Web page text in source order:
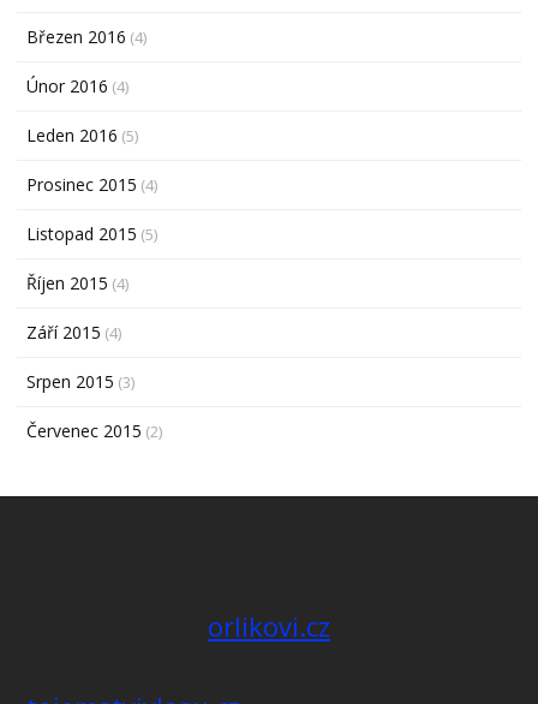
Březen 2016 (4)
Únor 2016 (4)
Leden 2016 (5)
Prosinec 2015 (4)
Listopad 2015 (5)
Říjen 2015 (4)
Září 2015 (4)
Srpen 2015 (3)
Červenec 2015 (2)
orlikovi.cz